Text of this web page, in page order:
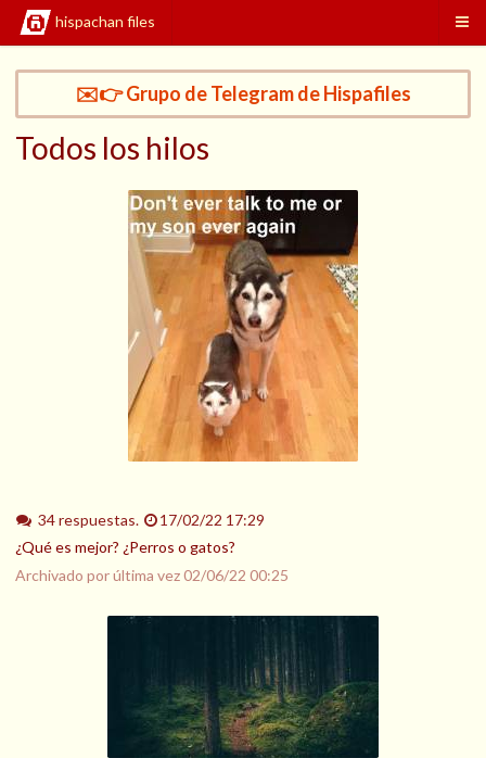
hispachan files
✉️👉 Grupo de Telegram de Hispafiles
Todos los hilos
34 respuestas.
17/02/22 17:29
¿Qué es mejor? ¿Perros o gatos?
Archivado por última vez02/06/22 00:25